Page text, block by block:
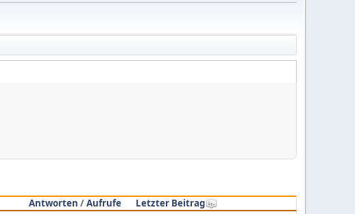
Antworten /Aufrufe Letzter Beitrag